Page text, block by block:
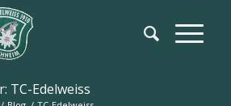
TC-Edelweiss